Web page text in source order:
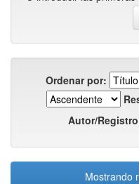
Ordenar por:
Autor/
Mostrando